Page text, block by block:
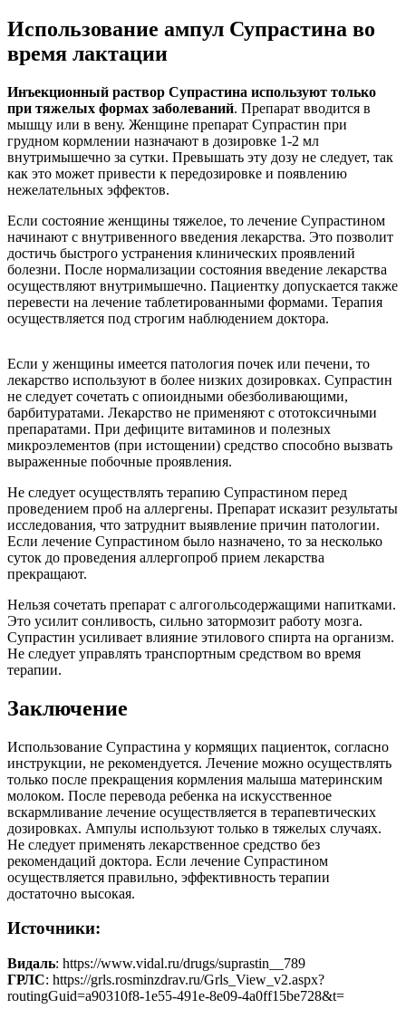
Использование ампул Супрастина во
время лактации
Инъекционный раствор Супрастина используют только
при тяжелых формах заболеваний. Препарат вводится в
мышцу или в вену. Женщине препарат Супрастин при
грудном кормлении назначают в дозировке 1-2 мл
внутримышечно за сутки. Превышать эту дозу не следует, так
как это может привести к передозировке и появлению
нежелательных эффектов.
Если состояние женщины тяжелое, то лечение Супрастином
начинают с внутривенного введения лекарства. Это позволит
достичь быстрого устранения клинических проявлений
болезни. После нормализации состояния введение лекарства
осуществляют внутримышечно. Пациентку допускается также
перевести на лечение таблетированными формами. Терапия
осуществляется под строгим наблюдением доктора.
Если у женщины имеется патология почек или печени, то
лекарство используют в более низких дозировках. Супрастин
не следует сочетать с опиоидными обезболивающими,
барбитуратами. Лекарство не применяют с ототоксичными
препаратами. При дефиците витаминов и полезных
микроэлементов (при истощении) средство способно вызвать
выраженные побочные проявления.
Не следует осуществлять терапию Супрастином перед
проведением проб на аллергены. Препарат исказит результаты
исследования, что затруднит выявление причин патологии.
Если лечение Супрастином было назначено, то за несколько
суток до проведения аллергопроб прием лекарства
прекращают.
Нельзя сочетать препарат с алгогольсодержащими напитками.
Это усилит сонливость, сильно затормозит работу мозга.
Супрастин усиливает влияние этилового спирта на организм.
Не следует управлять транспортным средством во время
терапии.
Заключение
Использование Супрастина у кормящих пациенток, согласно
инструкции, не рекомендуется. Лечение можно осуществлять
только после прекращения кормления малыша материнским
молоком. После перевода ребенка на искусственное
вскармливание лечение осуществляется в терапевтических
дозировках. Ампулы используют только в тяжелых случаях.
Не следует применять лекарственное средство без
рекомендаций доктора. Если лечение Супрастином
осуществляется правильно, эффективность терапии
достаточно высокая.
Источники:
Видаль: https://www.vidal.ru/drugs/suprastin__789
ГРЛС: https://grls.rosminzdrav.ru/Grls_View_v2.aspx?
routingGuid=a90310f8-1e55-491e-8e09-4a0ff15be728&t=